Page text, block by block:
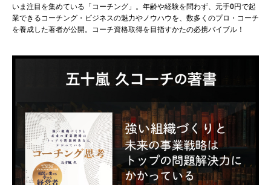
いま注目を集めている「コーチング」。年齢や経験を問わず、元手0円で起
業できるコーチング・ビジネスの魅力やノウハウを、数多くのプロ・コーチ
を養成した著者が公開。コーチ資格取得を目指すかたの必携バイブル！